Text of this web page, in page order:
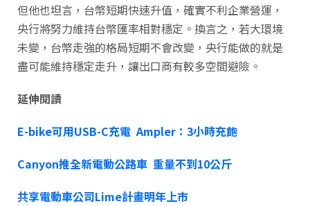
但他也坦言，台幣短期快速升值，確實不利企業營運，
央行將努力維持台幣匯率相對穩定。換言之，若大環境
未變，台幣走強的格局短期不會改變，央行能做的就是
盡可能維持穩定走升，讓出口商有較多空間避險。
延伸閱讀
E-bike可用USB-C充電 Ampler：3小時充飽
Canyon推全新電動公路車 重量不到10公斤
共享電動車公司Lime計畫明年上市